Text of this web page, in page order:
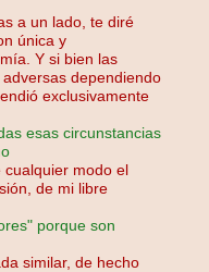
a un lado, te diré
única y
Y si bien las
dependiendo
exclusivamente
esas circunstancias
cualquier modo el
de mi libre
porque son
similar, de hecho